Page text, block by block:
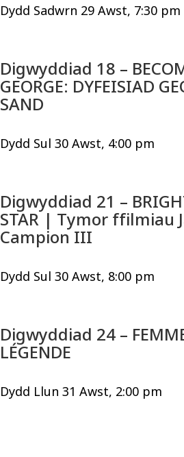
Dydd Sadwrn 29 Awst, 7:30 pm
Digwyddiad 18 –
GEORGE: DYFEISIAD
SAND
Dydd Sul 30 Awst, 4:00 pm
Digwyddiad 21 –
STAR | Tymor ffilmiau
Campion III
Dydd Sul 30 Awst, 8:00 pm
Digwyddiad 24 –
LÉGENDE
Dydd Llun 31 Awst, 2:00 pm